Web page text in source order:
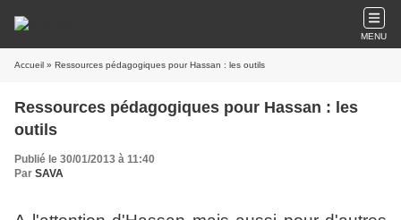
MENU
Accueil » Ressources pédagogiques pour Hassan : les outils
Ressources pédagogiques pour Hassan : les
outils
Publié le 30/01/2013 à 11:40
Par SAVA